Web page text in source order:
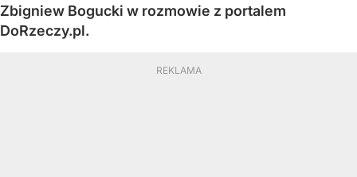
Zbigniew Bogucki w rozmowie z portalem
DoRzeczy.pl.